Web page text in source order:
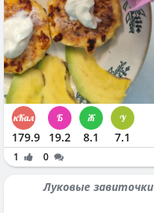
179.9 19.2 8.1 7.1
1 0
Луковые завиточки